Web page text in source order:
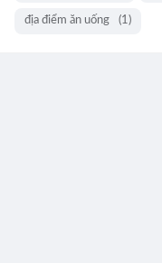
địa điểm ăn uống (1)